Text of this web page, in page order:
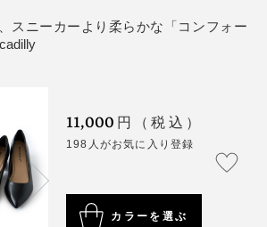
スニーカーより柔らかな「コンフォー
11,000 円（税込）
198人がお気に入り登録
カラーを選ぶ